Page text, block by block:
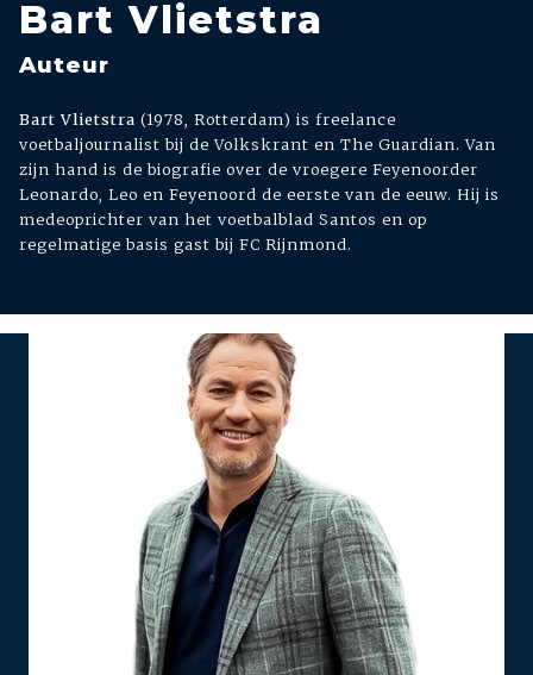
Bart Vlietstra
Auteur
Bart Vlietstra (1978, Rotterdam) is freelance
voetbaljournalist bij de Volkskrant en The Guardian. Van
zijn hand is de biografie over de vroegere Feyenoorder
Leonardo, Leo en Feyenoord de eerste van de eeuw. Hij is
medeoprichter van het voetbalblad Santos en op
regelmatige basis gast bij FC Rijnmond.